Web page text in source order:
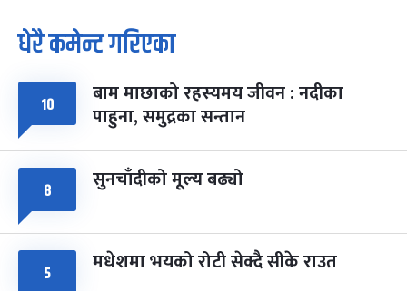
७
आइत
पूर्णिमा व्रत
चैत्र ७, २०८३-Mar 21, 2027
८ फागुपूर्णिमा
चैत्र ८, २०८३-Mar 22, 2027
७ महिना बाँकी
धेरै कमेन्ट गरिएका
१० बाम माछाको रहस्यमय जीवन : नदीका
पाहुना, समुद्रका सन्तान
८ सुनचाँदीको मूल्य बढ्यो
५ मधेशमा भयको रोटी सेक्दै सीके राउत